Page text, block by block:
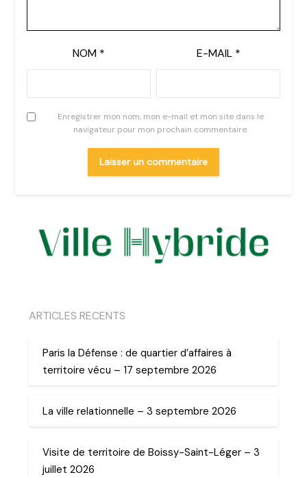
NOM * E-MAIL *
Enregistrer mon nom, mon e-mail et mon site dans le
navigateur pour mon prochain commentaire.
ARTICLES RECENTS
Paris la Défense : de quartier d’affaires à
territoire vécu – 17 septembre 2026
La ville relationnelle – 3 septembre 2026
Visite de territoire de Boissy-Saint-Léger – 3
juillet 2026